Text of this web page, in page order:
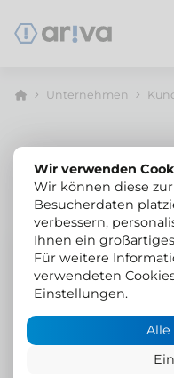
Unternehmen
Isuzu D-Max
Auflastung
Der D-Max - wir
Wir verwenden
Wir können diese
Besucherdaten
verbessern,
Ihnen ein
Für weitere
verwendeten
Einstellungen.
Alle